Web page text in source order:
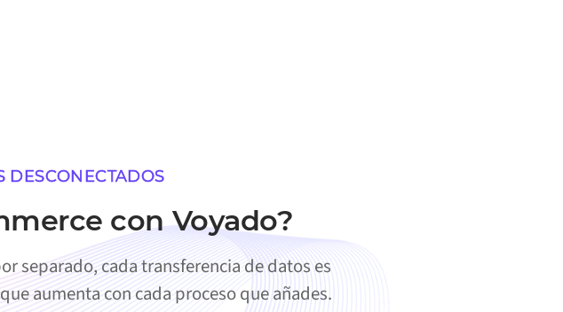
DESCONECTADOS
con Voyado?
separado, cada transferencia de datos es
aumenta con cada proceso que añades.